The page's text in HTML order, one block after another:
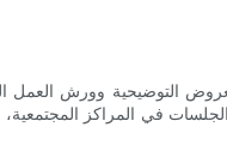
التوضيحية وورش العمل
في المراكز المجتمعية،